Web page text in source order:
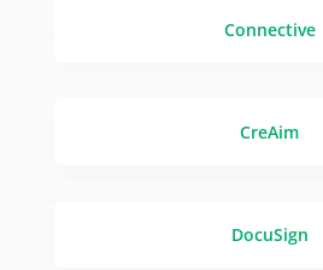
Connective
CreAim
DocuSign